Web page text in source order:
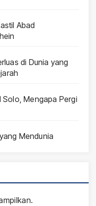
Abad
di Dunia yang
Mengapa Pergi
Mendunia